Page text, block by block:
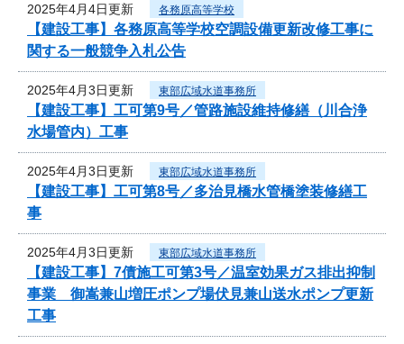
2025年4月4日更新 各務原高等学校
【建設工事】各務原高等学校空調設備更新改修工事に
関する一般競争入札公告
2025年4月3日更新 東部広域水道事務所
【建設工事】工可第9号／管路施設維持修繕（川合浄
水場管内）工事
2025年4月3日更新 東部広域水道事務所
【建設工事】工可第8号／多治見橋水管橋塗装修繕工
事
2025年4月3日更新 東部広域水道事務所
【建設工事】7債施工可第3号／温室効果ガス排出抑制
事業 御嵩兼山増圧ポンプ場伏見兼山送水ポンプ更新
工事